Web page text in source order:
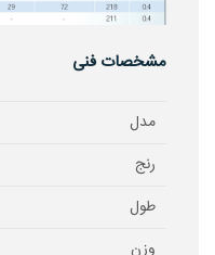
مشخصات فنی
مدل
رنج
طول
وزن